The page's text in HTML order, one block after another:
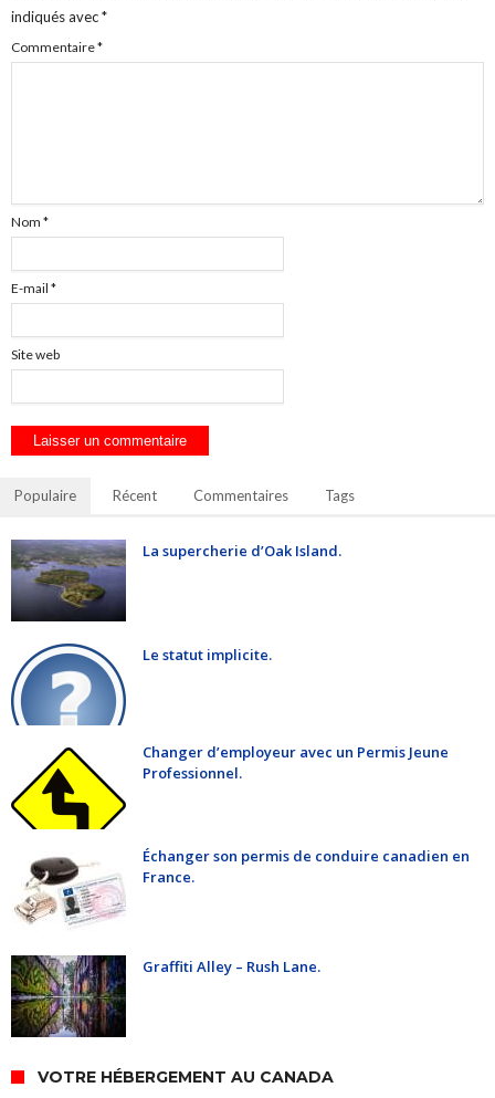
indiqués avec*
Commentaire*
Nom *
E-mail *
Site web
Populaire Récent Commentaires Tags
La supercherie d’Oak Island.
Le statut implicite.
Changer d’employeur avec un Permis Jeune
Professionnel.
Échanger son permis de conduire canadien en
France.
Graffiti Alley – Rush Lane.
VOTRE HÉBERGEMENT AU CANADA